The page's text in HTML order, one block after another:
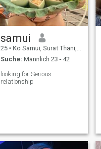
samui
25 • Ko Samui, Surat Thani, Thailand
Suche: Männlich 23 - 42
looking for Serious
relationship